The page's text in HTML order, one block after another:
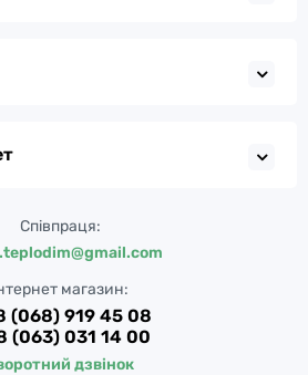
Співпраця:
магазин:
(068) 919 45 08
(063) 031 14 00
дзвінок